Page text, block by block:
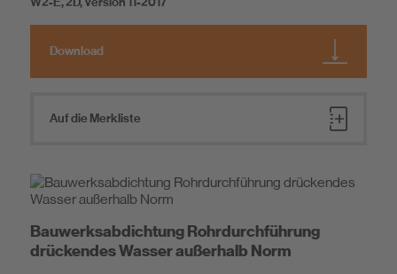
Download
Auf die Merkliste
Bauwerksabdichtung Rohrdurchführung
drückendes Wasser außerhalb Norm